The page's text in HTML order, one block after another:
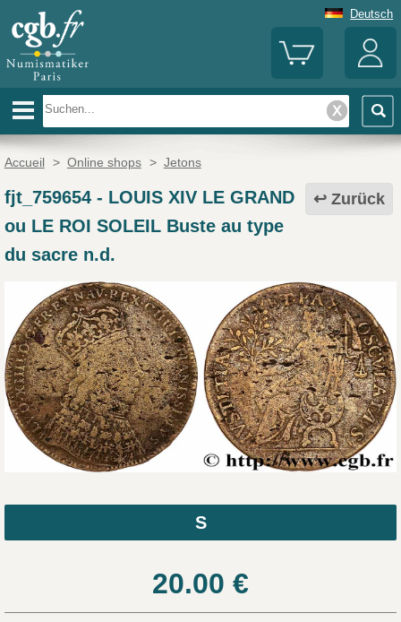
Deutsch
Accueil > Online shops > Jetons
Zurück
fjt_759654- LOUIS XIV LE GRAND
ou LE ROI SOLEIL Buste au type
du sacre n.d.
S
20.00 €